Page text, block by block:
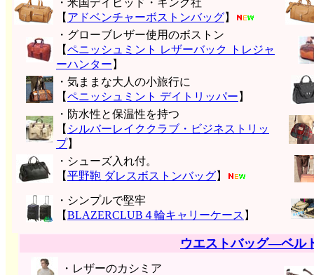
・米国デイビッド・キング社
【 アドベンチャーボストンバッグ】
・グローブレザー使用のボストン
【ペニッシュミント レザーバック トレジャ
ーハンター 】
・気ままな大人の小旅行に
【ペニッシュミント デイトリッパー 】
・防水性と保温性を持つ
【 シルバーレイククラブ・ビジネストリッ
プ】
・シューズ入れ付。
【平野鞄 ダレスボストンバッグ】
・シンプルで堅牢
【BLAZERCLUB４輪キャリーケース 】
ウエストバッグ―ベル
・レザーのカシミア